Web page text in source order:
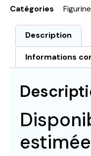
Catégories
Description
Informations